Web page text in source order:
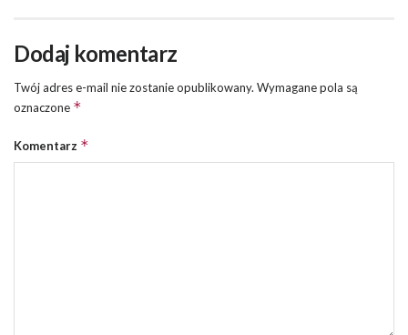
Dodaj komentarz
Twój adres e-mail nie zostanie opublikowany. Wymagane pola są
oznaczone *
Komentarz *